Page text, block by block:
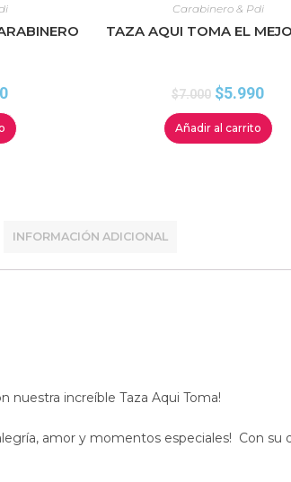
Carabinero & Pdi
TAZA AQUI TOMA EL
$7.000 $5.990
Añadir al carrito
INFORMACIÓN ADICIONAL
nuestra increíble Taza Aqui Toma!
amor y momentos especiales! Con su